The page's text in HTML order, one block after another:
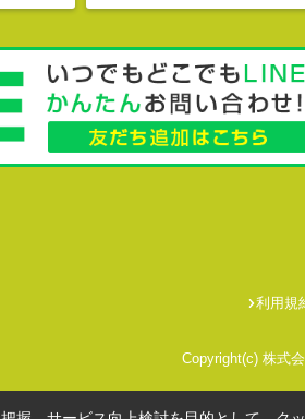
利用規
Copyright(c) 株式